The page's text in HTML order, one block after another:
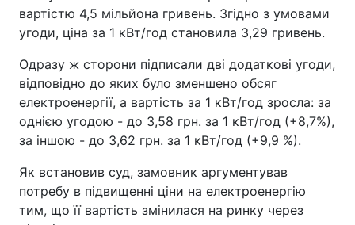
вартістю 4,5 мільйона гривень. Згідно з умовами
угоди, ціна за 1 кВт/год становила 3,29 гривень.
Одразу ж сторони підписали дві додаткові угоди,
відповідно до яких було зменшено обсяг
електроенергії, а вартість за 1 кВт/год зросла: за
однією угодою - до 3,58 грн. за 1 кВт/год (+8,7%),
за іншою - до 3,62 грн. за 1 кВт/год (+9,9 %).
Як встановив суд, замовник аргументував
потребу в підвищенні ціни на електроенергію
тим, що її вартість змінилася на ринку через